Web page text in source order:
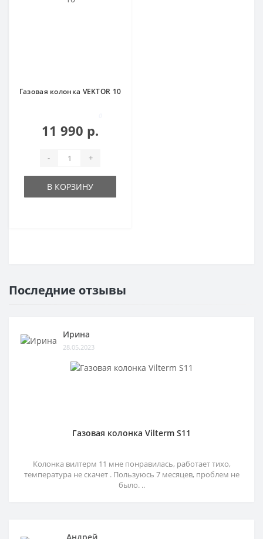
Газовая колонка VEKTOR 10
11 990 р.
- +
В КОРЗИНУ
Последние отзывы
Ирина
28.05.2023
Газовая колонка Vilterm S11
Колонка вилтерм 11 мне понравилась, работает тихо,
температура не скачет . Пользуюсь 7 месяцев, проблем не
было. ..
Андрей